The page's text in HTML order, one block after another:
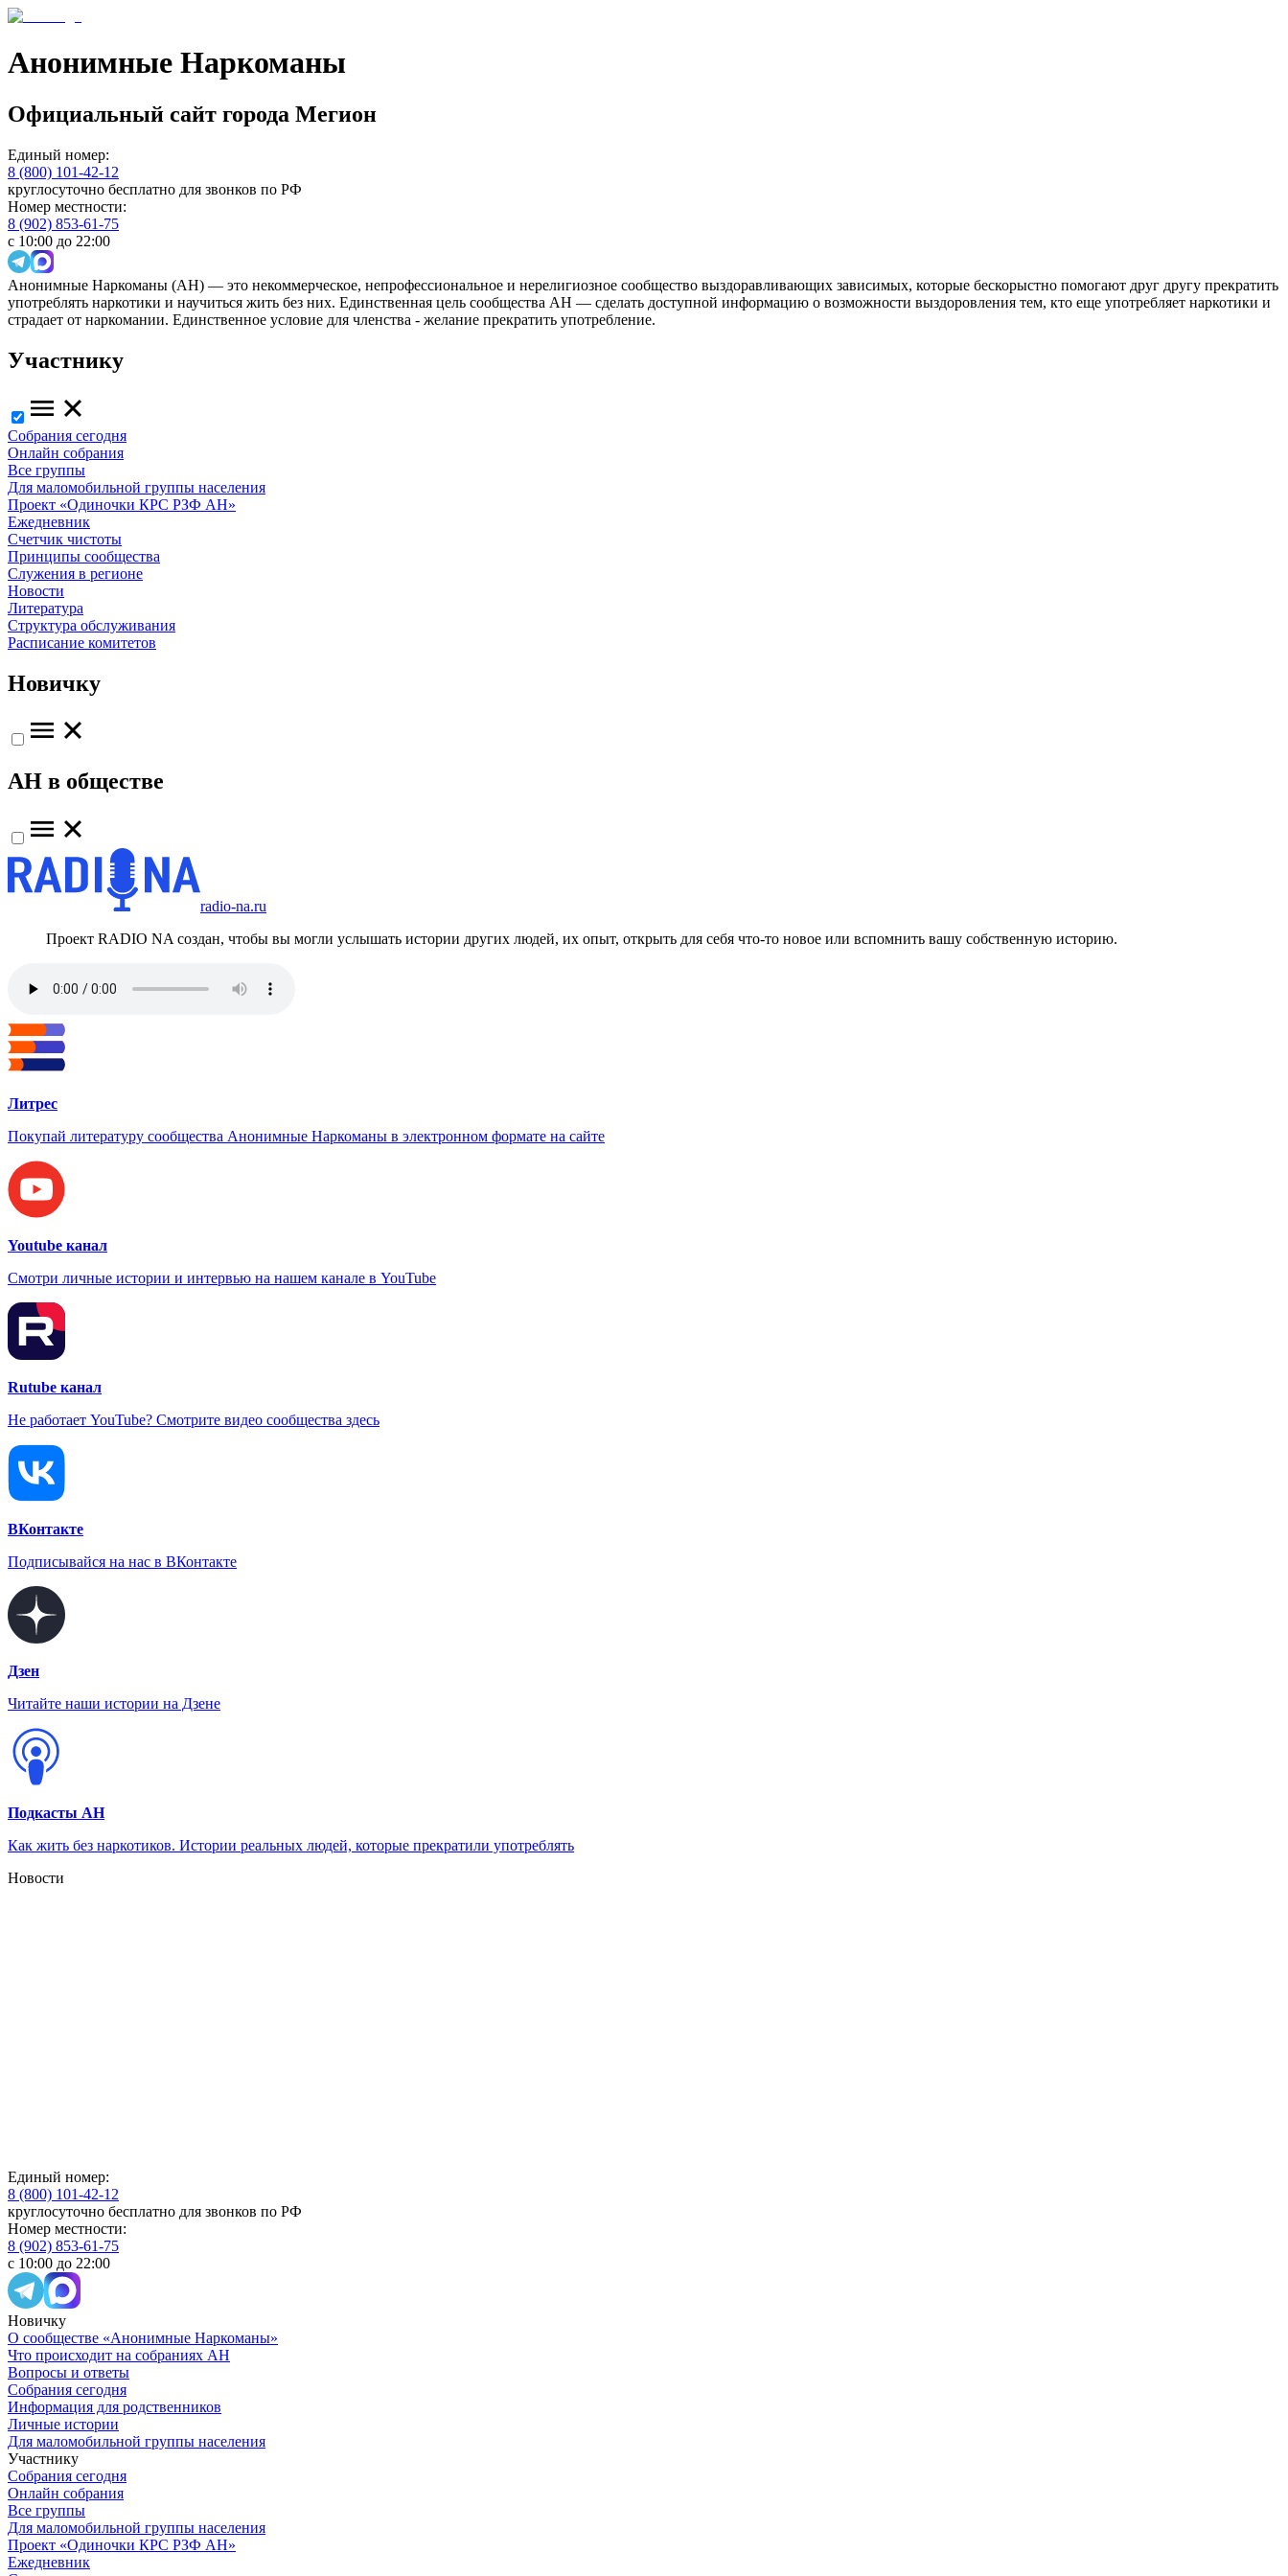
Анонимные Наркоманы
Официальный сайт города Мегион
Единый номер:
8 (800) 101-42-12
круглосуточно бесплатно для звонков по РФ
Номер местности:
8 (902) 853-61-75
с 10:00 до 22:00
Анонимные Наркоманы (АН) — это некоммерческое, непрофессиональное и нерелигиозное сообщество выздоравливающих зависимых, которые бескорыстно помогают друг другу прекратить
употреблять наркотики и научиться жить без них. Единственная цель сообщества АН — сделать доступной информацию о возможности выздоровления тем, кто еще употребляет наркотики и
страдает от наркомании. Единственное условие для членства - желание прекратить употребление.
Участнику
Собрания сегодня
Онлайн собрания
Все группы
Для маломобильной группы населения
Проект «Одиночки КРС РЗФ АН»
Ежедневник
Счетчик чистоты
Принципы сообщества
Служения в регионе
Новости
Литература
Структура обслуживания
Расписание комитетов
Новичку
АН в обществе
radio-na.ru
Проект RADIO NA создан, чтобы вы могли услышать истории других людей, их опыт, открыть для себя что-то новое или вспомнить вашу собственную историю.
Литрес
Покупай литературу сообщества Анонимные Наркоманы в электронном формате на сайте
Youtube канал
Смотри личные истории и интервью на нашем канале в YouTube
Rutube канал
Не работает YouTube? Смотрите видео сообщества здесь
ВКонтакте
Подписывайся на нас в ВКонтакте
Дзен
Читайте наши истории на Дзене
Подкасты АН
Как жить без наркотиков. Истории реальных людей, которые прекратили употреблять
Новости
Единый номер:
8 (800) 101-42-12
круглосуточно бесплатно для звонков по РФ
Номер местности:
8 (902) 853-61-75
с 10:00 до 22:00
Новичку
О сообществе «Анонимные Наркоманы»
Что происходит на собраниях АН
Вопросы и ответы
Собрания сегодня
Информация для родственников
Личные истории
Для маломобильной группы населения
Участнику
Собрания сегодня
Онлайн собрания
Все группы
Для маломобильной группы населения
Проект «Одиночки КРС РЗФ АН»
Ежедневник